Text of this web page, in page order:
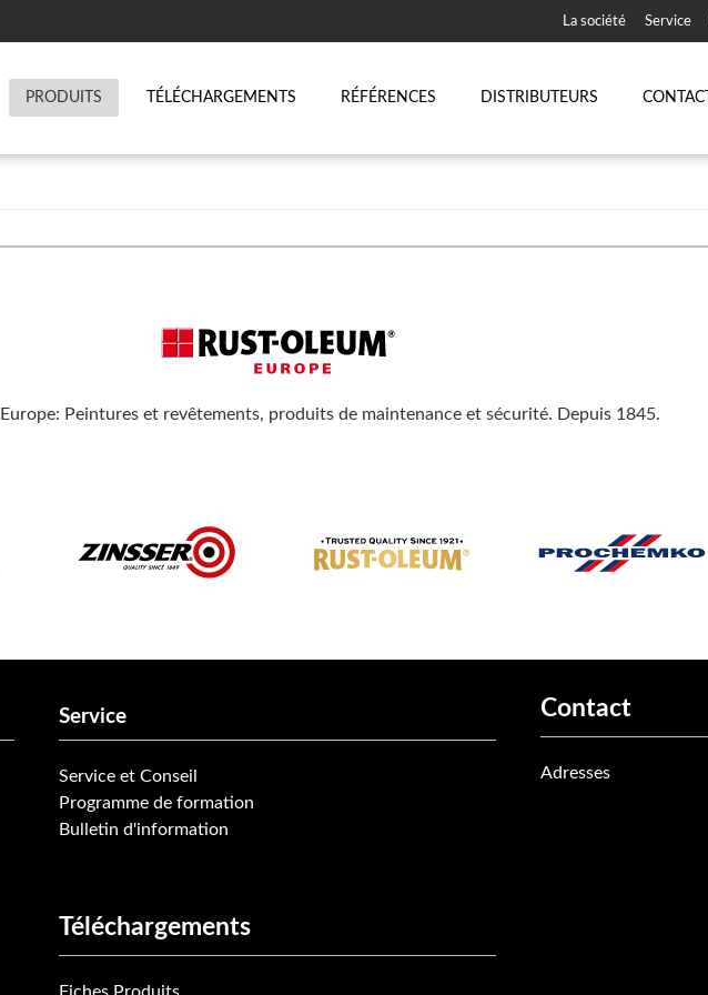
La société Service
PRODUITS TÉLÉCHARGEMENTS RÉFÉRENCES DISTRIBUTEURS CONTACT
Europe: Peintures et revêtements, produits de maintenance et sécurité. Depuis 1845.
Service
Service et Conseil
Programme de formation
Bulletin d'information
Téléchargements
Contact
Adresses